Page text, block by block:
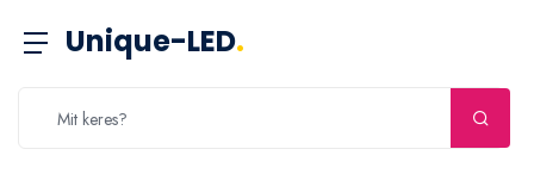
Unique-LED.